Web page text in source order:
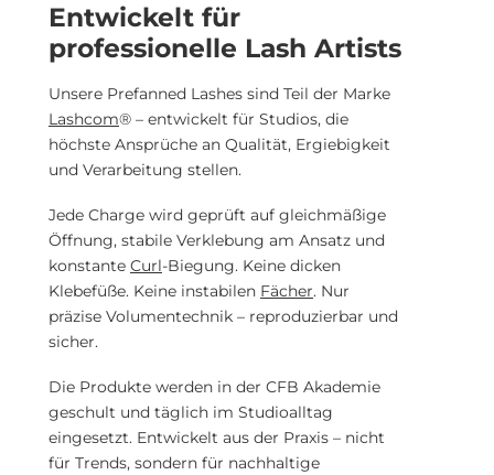
Entwickelt für
professionelle Lash Artists
Unsere Prefanned Lashes sind Teil der Marke
Lashcom® – entwickelt für Studios, die
höchste Ansprüche an Qualität, Ergiebigkeit
und Verarbeitung stellen.
Jede Charge wird geprüft auf gleichmäßige
Öffnung, stabile Verklebung am Ansatz und
konstante Curl-Biegung. Keine dicken
Klebefüße. Keine instabilen Fächer. Nur
präzise Volumentechnik – reproduzierbar und
sicher.
Die Produkte werden in der CFB Akademie
geschult und täglich im Studioalltag
eingesetzt. Entwickelt aus der Praxis – nicht
für Trends, sondern für nachhaltige